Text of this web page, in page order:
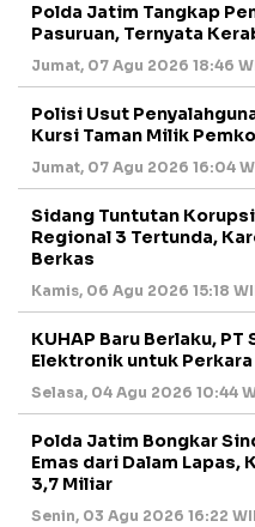
Polda Jatim Tangkap
Pasuruan, Ternyata
Jumat, 07 Agu 2026 18:46
Polisi Usut
Kursi Taman Milik
Jumat, 07 Agu 2026 16:04
Sidang Tuntutan
Regional 3 Tertunda,
Berkas
Kamis, 06 Agu 2026 15:18
KUHAP Baru Berlaku,
Elektronik untuk Perkara
Selasa, 04 Agu 2026 10:44
Polda Jatim Bongkar
Emas dari Dalam Lapas,
3,7 Miliar
Senin, 03 Agu 2026 16:22